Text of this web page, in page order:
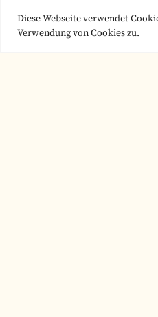
Diese Webseite verwendet
Verwendung von Cookies zu.